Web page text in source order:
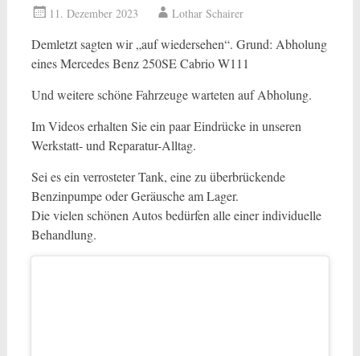
11. Dezember 2023 Lothar Schairer
Demletzt sagten wir „auf wiedersehen“. Grund: Abholung
eines Mercedes Benz 250SE Cabrio W111
Und weitere schöne Fahrzeuge warteten auf Abholung.
Im Videos erhalten Sie ein paar Eindrücke in unseren
Werkstatt- und Reparatur-Alltag.
Sei es ein verrosteter Tank, eine zu überbrückende
Benzinpumpe oder Geräusche am Lager.
Die vielen schönen Autos bedürfen alle einer individuelle
Behandlung.